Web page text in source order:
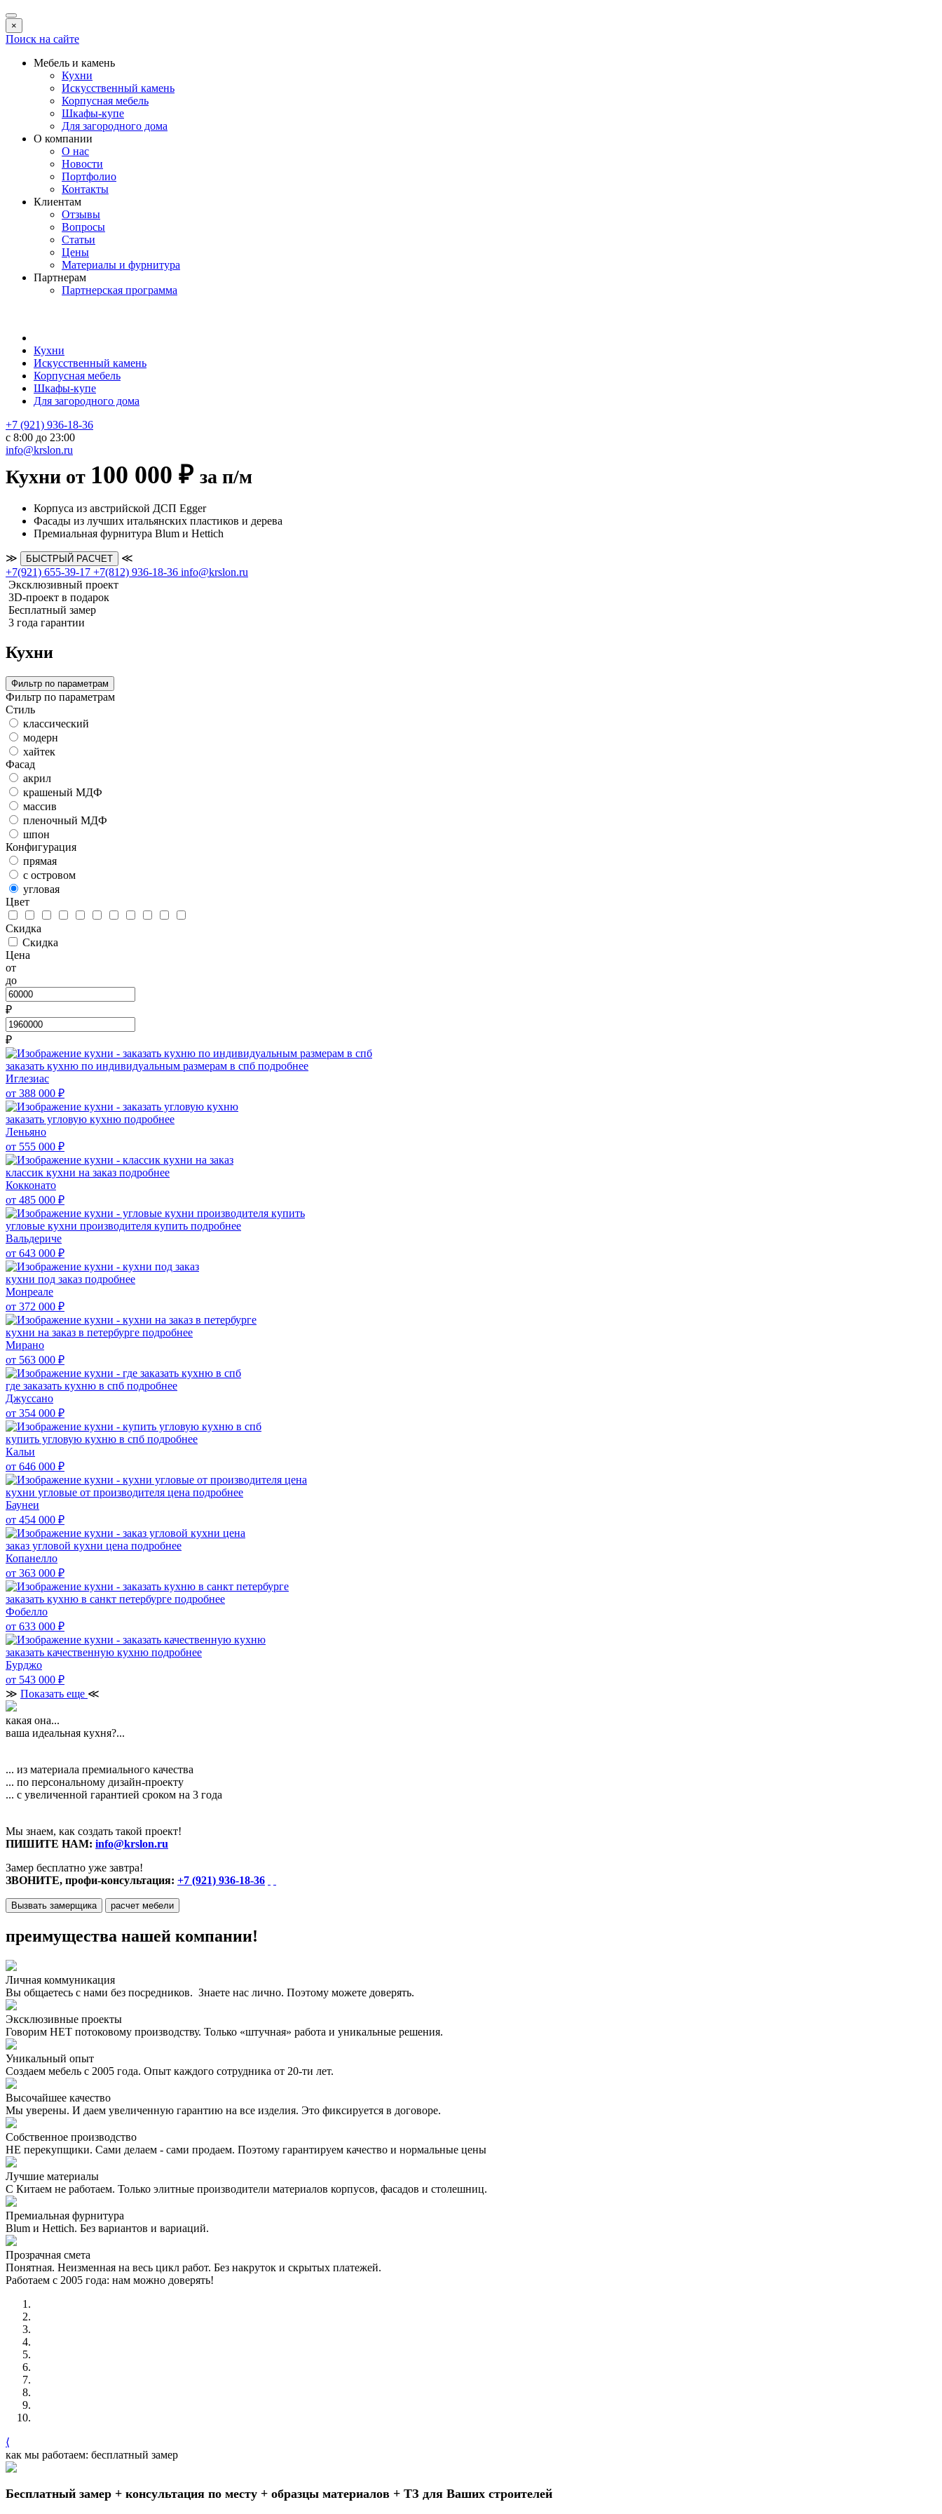
×
Поиск на сайте
Мебель и камень
Кухни
Искусственный камень
Корпусная мебель
Шкафы-купе
Для загородного дома
О компании
О нас
Новости
Портфолио
Контакты
Клиентам
Отзывы
Вопросы
Статьи
Цены
Материалы и фурнитура
Партнерам
Партнерская программа
Кухни
Искусственный камень
Корпусная мебель
Шкафы-купе
Для загородного дома
+7 (921) 936-18-36
с 8:00 до 23:00
info@krslon.ru
Кухни от 100 000 ₽ за п/м
Корпуса из австрийской ДСП Egger
Фасады из лучших итальянских пластиков и дерева
Премиальная фурнитура Blum и Hettich
≫ БЫСТРЫЙ РАСЧЕТ
≪
+7(921) 655-39-17 +7(812) 936-18-36 info@krslon.ru
Эксклюзивный проект
3D-проект в подарок
Бесплатный замер
3 года гарантии
Кухни
Фильтр по параметрам
Фильтр по параметрам
Стиль
классический
модерн
хайтек
Фасад
акрил
крашеный МДФ
массив
пленочный МДФ
шпон
Конфигурация
прямая
с островом
угловая
Цвет
Скидка
Скидка
Цена
от
до
₽
₽
заказать кухню по индивидуальным размерам в спб подробнее
Иглезиас
от 388 000 ₽
заказать угловую кухню подробнее
Леньяно
от 555 000 ₽
классик кухни на заказ подробнее
Кокконато
от 485 000 ₽
угловые кухни производителя купить подробнее
Вальдериче
от 643 000 ₽
кухни под заказ подробнее
Монреале
от 372 000 ₽
кухни на заказ в петербурге подробнее
Мирано
от 563 000 ₽
где заказать кухню в спб подробнее
Джуссано
от 354 000 ₽
купить угловую кухню в спб подробнее
Кальи
от 646 000 ₽
кухни угловые от производителя цена подробнее
Баунеи
от 454 000 ₽
заказ угловой кухни цена подробнее
Копанелло
от 363 000 ₽
заказать кухню в санкт петербурге подробнее
Фобелло
от 633 000 ₽
заказать качественную кухню подробнее
Бурджо
от 543 000 ₽
≫ Показать еще ≪
какая она...
ваша идеальная кухня?...
... из материала премиального качества
... по персональному дизайн-проекту
... с увеличенной гарантией сроком на 3 года
Мы знаем, как создать такой проект!
ПИШИТЕ НАМ: info@krslon.ru
Замер бесплатно уже завтра!
ЗВОНИТЕ, профи-консультация: +7 (921) 936-18-36
Вызвать замерщика расчет мебели
преимущества нашей компании!
Личная коммуникация
Вы общаетесь с нами без посредников. Знаете нас лично. Поэтому можете доверять.
Эксклюзивные проекты
Говорим НЕТ потоковому производству. Только «штучная» работа и уникальные решения.
Уникальный опыт
Создаем мебель с 2005 года. Опыт каждого сотрудника от 20-ти лет.
Высочайшее качество
Мы уверены. И даем увеличенную гарантию на все изделия. Это фиксируется в договоре.
Собственное производство
НЕ перекупщики. Сами делаем - сами продаем. Поэтому гарантируем качество и нормальные цены
Лучшие материалы
С Китаем не работаем. Только элитные производители материалов корпусов, фасадов и столешниц.
Премиальная фурнитура
Blum и Hettich. Без вариантов и вариаций.
Прозрачная смета
Понятная. Неизменная на весь цикл работ. Без накруток и скрытых платежей.
Работаем с 2005 года: нам можно доверять!
⟨
как мы работаем: бесплатный замер
Бесплатный замер + консультация по месту + образцы материалов + ТЗ для Ваших строителей